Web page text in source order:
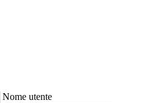
Nome utente